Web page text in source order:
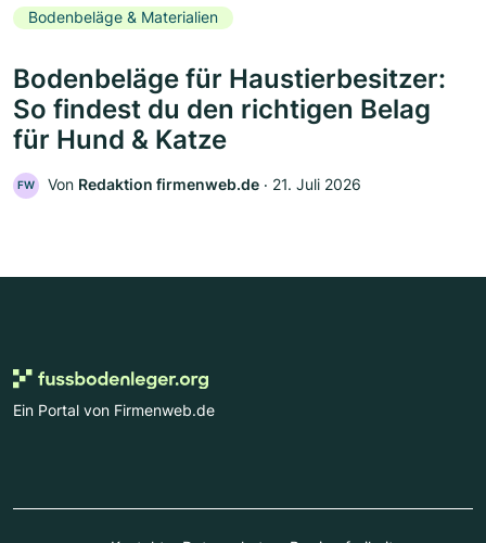
Bodenbeläge & Materialien
Bodenbeläge für Haustierbesitzer:
So findest du den richtigen Belag
für Hund & Katze
FW Von Redaktion firmenweb.de ‧ 21. Juli 2026
Ein Portal von Firmenweb.de